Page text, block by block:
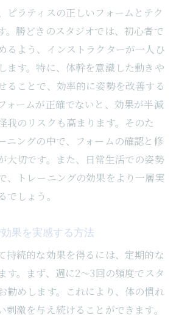
ピラティスの正しいフォームとテク
。勝どきのスタジオでは、初心者で
るよう、インストラクターが一人ひ
ます。特に、体幹を意識した動きや
ることで、効率的に姿勢を改善する
ォームが正確でないと、効果が半減
我のリスクも高まります。そのた
ニングの中で、フォームの確認と修
大切です。また、日常生活での姿勢
、トレーニングの効果をより一層実
しょう。
果を実感する方法
持続的な効果を得るには、定期的な
す。まず、週に2～3回の頻度でスタ
勧めします。これにより、体の慣れ
刺激を与え続けることができます。